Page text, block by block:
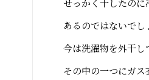
せっかく干したの
あるのではないでし
今は洗濯物を外干し
その中の一つにガス